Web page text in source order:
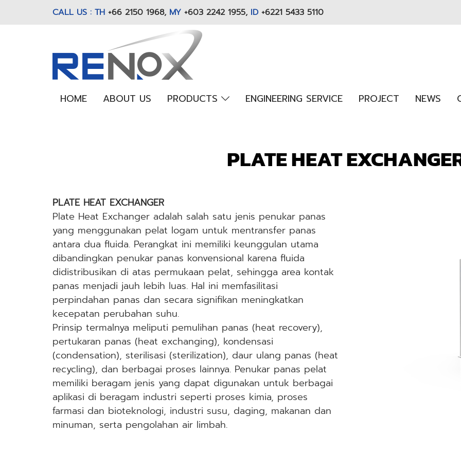
CALL US : TH +66 2150 1968, MY +603 2242 1955, ID +6221 5433 5110
HOME ABOUT US PRODUCTS ENGINEERING SERVICE PROJECT NEWS
PLATE HEAT
PLATE HEAT EXCHANGER
Plate Heat Exchanger adalah salah satu jenis penukar panas
yang menggunakan pelat logam untuk mentransfer panas
antara dua fluida. Perangkat ini memiliki keunggulan utama
dibandingkan penukar panas konvensional karena fluida
didistribusikan di atas permukaan pelat, sehingga area kontak
panas menjadi jauh lebih luas. Hal ini memfasilitasi
perpindahan panas dan secara signifikan meningkatkan
kecepatan perubahan suhu.
Prinsip termalnya meliputi pemulihan panas (heat recovery),
pertukaran panas (heat exchanging), kondensasi
(condensation), sterilisasi (sterilization), daur ulang panas (heat
recycling), dan berbagai proses lainnya. Penukar panas pelat
memiliki beragam jenis yang dapat digunakan untuk berbagai
aplikasi di beragam industri seperti proses kimia, proses
farmasi dan bioteknologi, industri susu, daging, makanan dan
minuman, serta pengolahan air limbah.